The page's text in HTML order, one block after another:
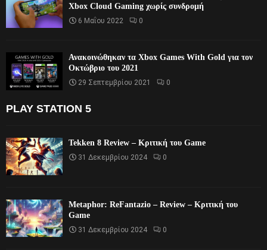
Xbox Cloud Gaming χωρίς συνδρομή
6 Μαΐου 2022 0
Ανακοινώθηκαν τα Xbox Games With Gold για τον
Οκτώβριο του 2021
29 Σεπτεμβρίου 2021 0
PLAY STATION 5
Tekken 8 Review – Κριτική του Game
31 Δεκεμβρίου 2024 0
Metaphor: ReFantazio – Review – Κριτική του
Game
31 Δεκεμβρίου 2024 0